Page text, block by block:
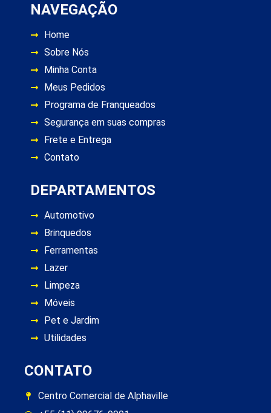
NAVEGAÇÃO
Home
Sobre Nós
Minha Conta
Meus Pedidos
Programa de Franqueados
Segurança em suas compras
Frete e Entrega
Contato
DEPARTAMENTOS
Automotivo
Brinquedos
Ferramentas
Lazer
Limpeza
Móveis
Pet e Jardim
Utilidades
CONTATO
Centro Comercial de Alphaville